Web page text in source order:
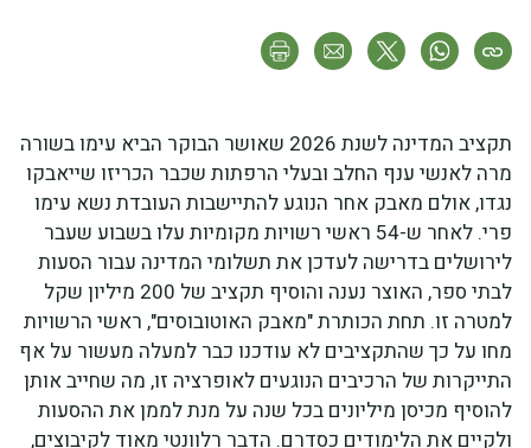
תקציב המדינה לשנת 2026 שאושר הבוקר הביא עימו בשורה
מרה לאנשי ענף החלב ובעלי הרפתות שכבר הכריזו שייאבקו
נגדו, אולם מאבק אחר הנוגע להתיישבות העובדת נשא עימו
פרי. לאחר ש-54 ראשי רשויות מקומיות עלו בשבוע שעבר
לירושלים בדרישה לעדכן את תשלומי המדינה עבור הסעות
לבתי ספר, האוצר נענה והוסיף תקציב של 200 מיליון שקל
למטרה זו. תחת הכותרת "מאבק האוטובוסים", ראשי הרשויות
מחו על כך שהתקציבים לא עודכנו כבר למעלה מעשור על אף
התייקרות של הרכיבים הנוגעים לאופרציה זו, מה שחייב אותן
להוסיף מכיסן מיליונים בכל שנה על מנת לממן את ההסעות
ולקיים את הלימודים כסדרם. הדבר רלוונטי מאוד לקיבוצים,